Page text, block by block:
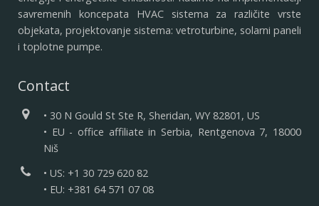
savremenih koncepata HVAC sistema za različite vrste
objekata, projektovanje sistema: vetroturbine, solarni paneli
i toplotne pumpe.
Contact
• 30 N Gould St Ste R, Sheridan, WY 82801, US
• EU - office affiliate in Serbia, Rentgenova 7, 18000
Niš
• US: +1 30 729 620 82
• EU: +381 64 571 07 08